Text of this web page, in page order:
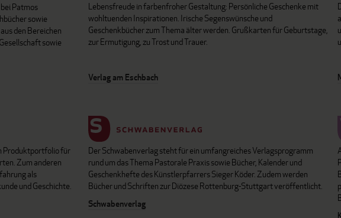
Patmos
sowie
den Bereichen
sowie
Lebensfreude in farbenfroher Gestaltung: Persönliche Geschenke mit
wohltuenden Inspirationen. Irische Segenswünsche und
Geschenkbücher zum Thema älter werden. Grußkarten für Geburtstage,
zur Ermutigung, zu Trost und Trauer.
Verlag am Eschbach
Produktportfolio für
Zum anderen
als
und Geschichte.
Der Schwabenverlag steht für ein umfangreiches Verlagsprogramm
rund um das Thema Pastorale Praxis sowie Bücher, Kalender und
Geschenkhefte des Künstlerpfarrers Sieger Köder. Zudem werden
Bücher und Schriften zur Diözese Rottenburg-Stuttgart veröffentlicht.
Schwabenverlag